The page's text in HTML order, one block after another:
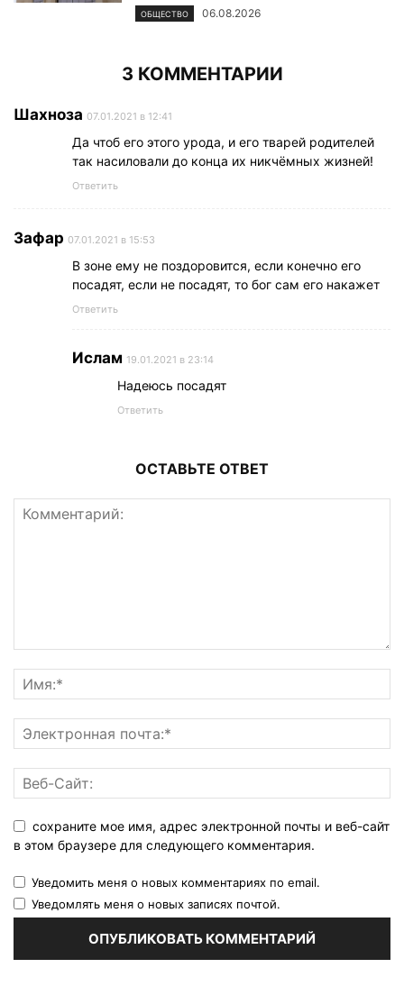
ОБЩЕСТВО 06.08.2026
3 КОММЕНТАРИИ
Шахноза 07.01.2021 в 12:41
Да чтоб его этого урода, и его тварей родителей
так насиловали до конца их никчёмных жизней!
Ответить
Зафар 07.01.2021 в 15:53
В зоне ему не поздоровится, если конечно его
посадят, если не посадят, то бог сам его накажет
Ответить
Ислам 19.01.2021 в 23:14
Надеюсь посадят
Ответить
ОСТАВЬТЕ ОТВЕТ
сохраните мое имя, адрес электронной почты и веб-сайт
в этом браузере для следующего комментария.
Уведомить меня о новых комментариях по email.
Уведомлять меня о новых записях почтой.